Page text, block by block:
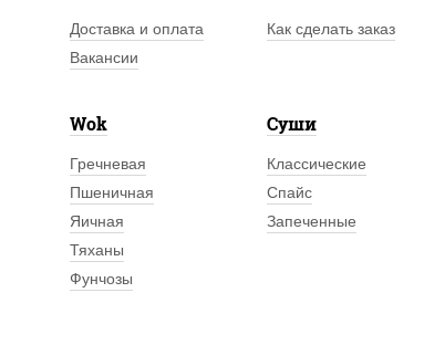
Доставка и оплата Как сделать заказ
Вакансии
Wok
Гречневая
Пшеничная
Яичная
Тяханы
Фунчозы
Суши
Классические
Спайс
Запеченные